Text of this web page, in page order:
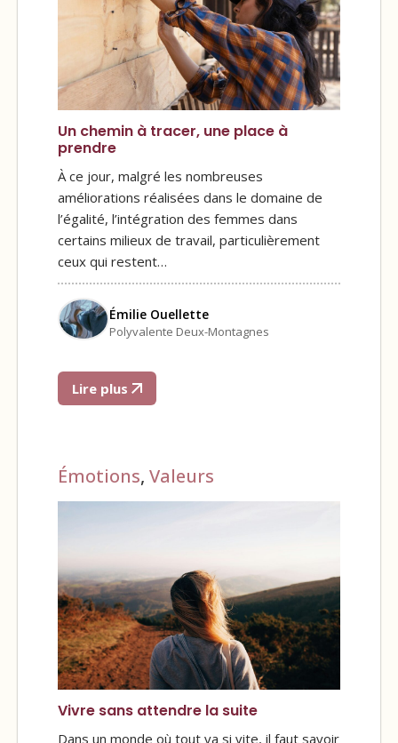
Un chemin à tracer, une place à
prendre
À ce jour, malgré les nombreuses
améliorations réalisées dans le domaine de
l’égalité, l’intégration des femmes dans
certains milieux de travail, particulièrement
ceux qui restent…
Émilie Ouellette
Polyvalente Deux-Montagnes
Lire plus
Émotions, Valeurs
Vivre sans attendre la suite
Dans un monde où tout va si vite, il faut savoir